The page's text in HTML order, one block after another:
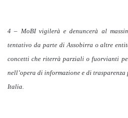
4 – MoBI vigilerà e denuncerà al
tentativo da parte di Assobirra o altre
concetti che riterrà parziali o fuorvianti
nell’opera di informazione e di
Italia.